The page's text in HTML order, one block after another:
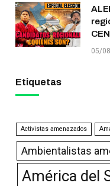
05/
Etiquetas
Activistas amenazados
Ambientalistas
América del